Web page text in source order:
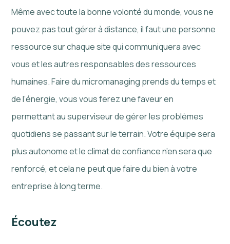
Même avec toute la bonne volonté du monde, vous ne
pouvez pas tout gérer à distance, il faut une personne
ressource sur chaque site qui communiquera avec
vous et les autres responsables des ressources
humaines. Faire du micromanaging prends du temps et
de l’énergie, vous vous ferez une faveur en
permettant au superviseur de gérer les problèmes
quotidiens se passant sur le terrain. Votre équipe sera
plus autonome et le climat de confiance n’en sera que
renforcé, et cela ne peut que faire du bien à votre
entreprise à long terme.
Écoutez